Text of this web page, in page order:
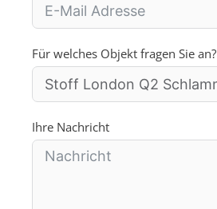
e
d
t
a
t
s
+
1
Für welches Objekt fragen Sie an?
Ihre Nachricht